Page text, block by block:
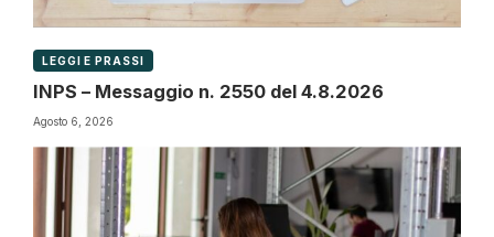
LEGGI E PRASSI
INPS – Messaggio n. 2550 del 4.8.2026
Agosto 6, 2026